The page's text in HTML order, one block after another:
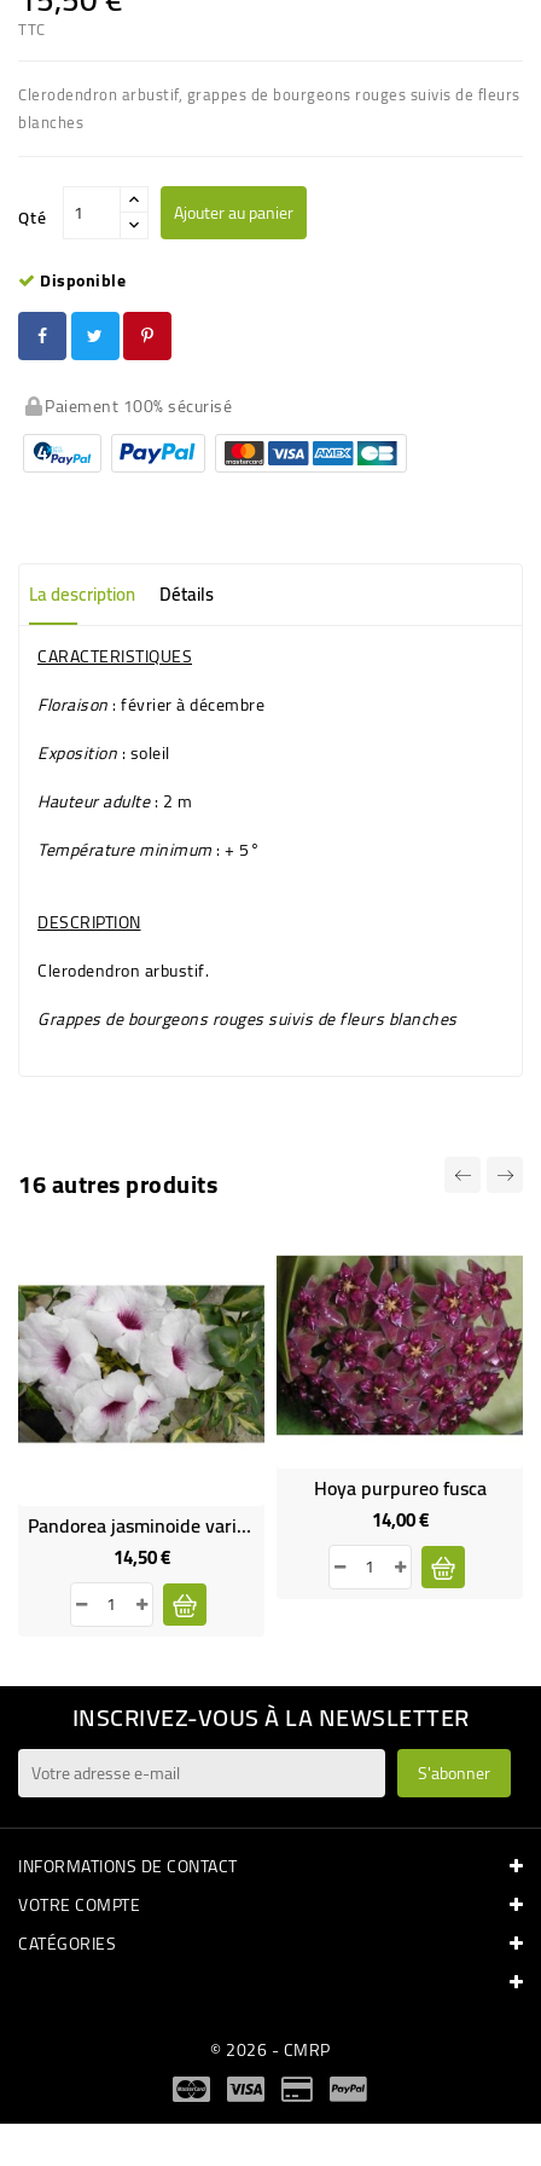
TTC
Clerodendron arbustif, grappes de bourgeons rouges suivis de fleurs
blanches
Qté Ajouter au panier
Disponible
Paiement 100% sécurisé
La description Détails
CARACTERISTIQUES
Floraison: février à décembre
Exposition: soleil
Hauteur adulte: 2 m
Température minimum: + 5°
DESCRIPTION
Clerodendronarbustif.
Grappes debourgeons rouges suivis de fleurs blanches
16 autres produits
Pandorea jasminoide variegata
14,50 €Prix
Hoya purpureo fusca
14,00 €Prix
INSCRIVEZ-VOUS À LA NEWSLETTER
INFORMATIONS DE CONTACT
VOTRE COMPTE
CATÉGORIES
© 2026 - CMRP